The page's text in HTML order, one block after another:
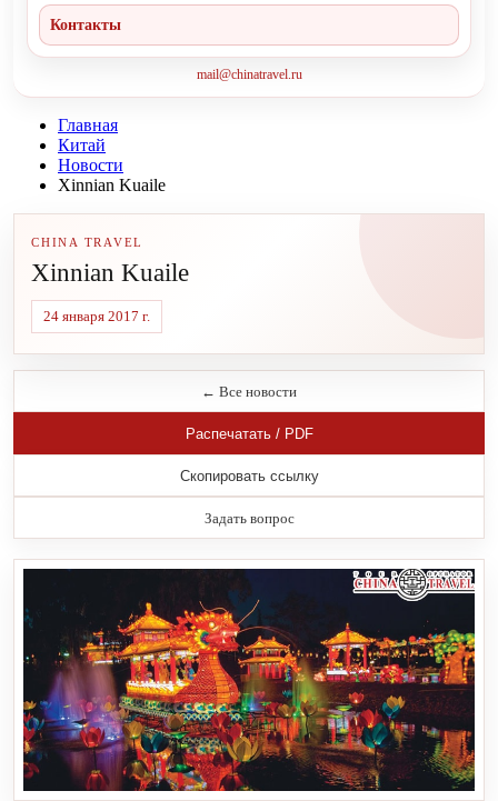
Контакты
mail@chinatravel.ru
Главная
Китай
Новости
Xinnian Kuaile
CHINA TRAVEL
Xinnian Kuaile
24 января 2017 г.
← Все новости
Распечатать / PDF
Скопировать ссылку
Задать вопрос